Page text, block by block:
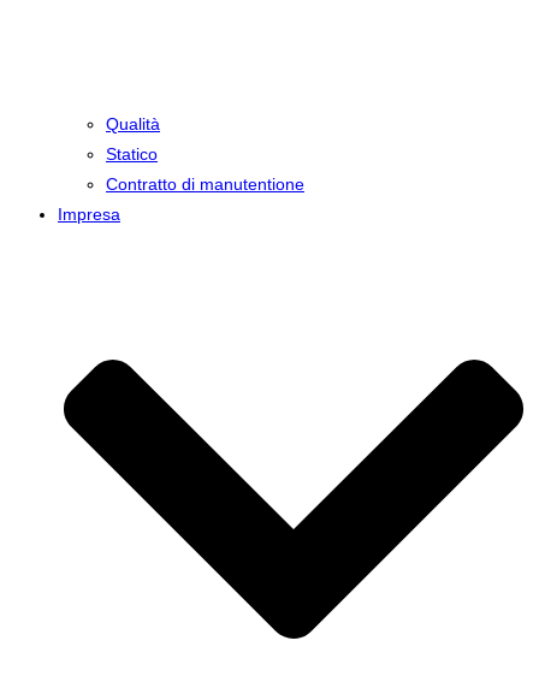
Qualità
Statico
Contratto di manutentione
Impresa